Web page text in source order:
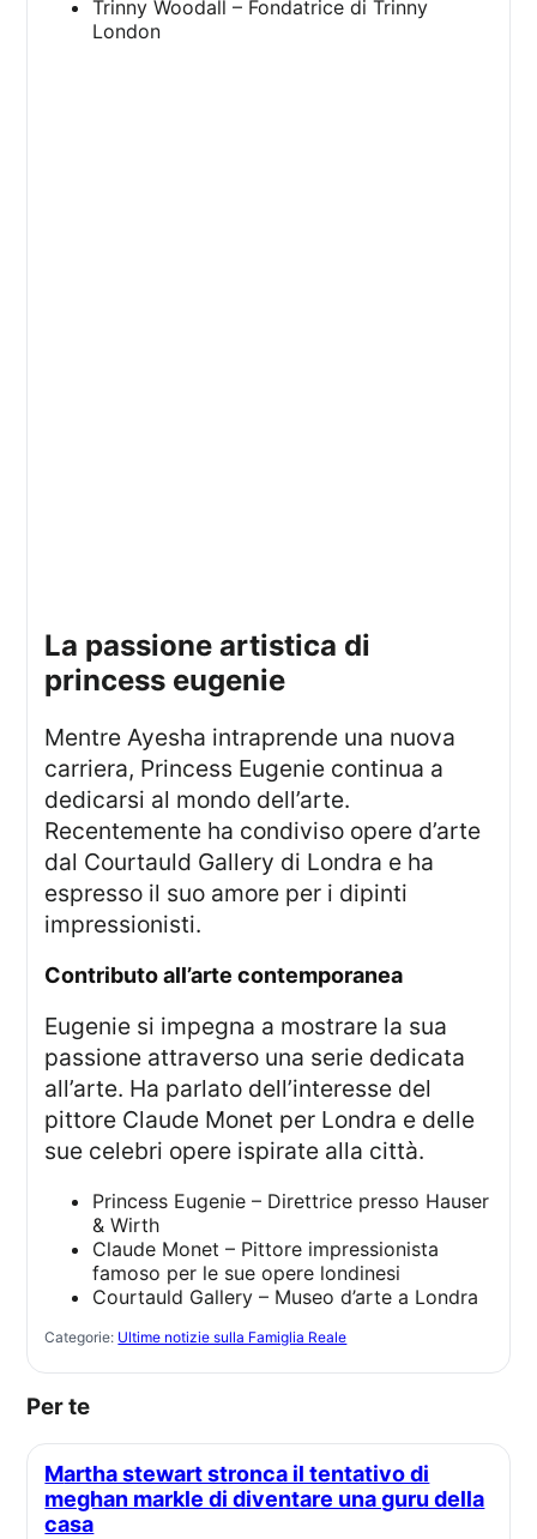
Trinny Woodall – Fondatrice di Trinny
London
la passione artistica di
princess eugenie
Mentre Ayesha intraprende una nuova
carriera, Princess Eugenie continua a
dedicarsi al mondo dell’arte.
Recentemente ha condiviso opere d’arte
dal Courtauld Gallery di Londra e ha
espresso il suo amore per i dipinti
impressionisti.
contributo all’arte contemporanea
Eugenie si impegna a mostrare la sua
passione attraverso una serie dedicata
all’arte. Ha parlato dell’interesse del
pittore Claude Monet per Londra e delle
sue celebri opere ispirate alla città.
Princess Eugenie – Direttrice presso Hauser
& Wirth
Claude Monet – Pittore impressionista
famoso per le sue opere londinesi
Courtauld Gallery – Museo d’arte a Londra
Categorie: Ultime notizie sulla Famiglia Reale
Per te
Martha stewart stronca il tentativo di
meghan markle di diventare una guru della
casa